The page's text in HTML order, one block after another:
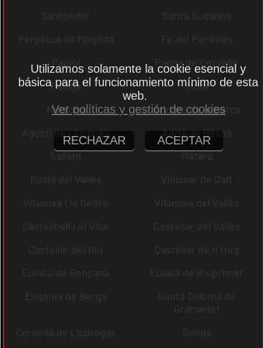
Santpedor
Santa Susanna
Perpètua de Mogoda
Fe del Penedès
Papiol
Palma de Cervelló
Pallejà
Moià
Mediona
Andreu de la Barca
Agustí de Lluçanès
Adrià de Besòs
Sallent
Mataró
Badia del Vallès
Vilassar de Dalt
Vilanova i la Geltrú
Vilanova del Vallès
Castellbell i el Vilar
Castellar del Vallès
Castellar del Riu
Castellar de n´Hug
Eulàlia de Ronçana
Eulàlia de Riuprimer
Eugènia de Berga
Santa Coloma de
Gramenet
Cornellà de Llobregat
Gelida
Utilizamos solamente la cookie esencial y
básica para el funcionamiento mínimo de esta
web.
Ver políticas y gestión de cookies
RECHAZAR ACEPTAR